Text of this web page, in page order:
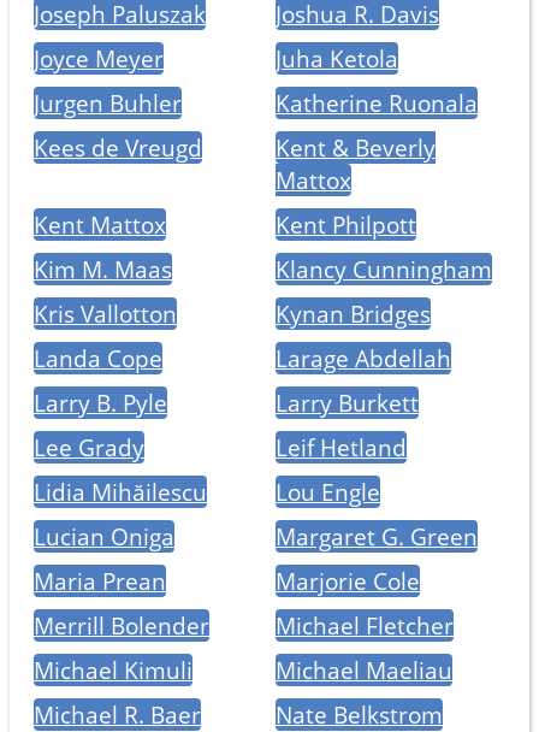
Joseph Paluszak
Joshua R. Davis
Joyce Meyer
Juha Ketola
Jurgen Buhler
Katherine Ruonala
Kees de Vreugd
Kent & Beverly
Mattox
Kent Mattox
Kent Philpott
Kim M. Maas
Klancy Cunningham
Kris Vallotton
Kynan Bridges
Landa Cope
Larage Abdellah
Larry B. Pyle
Larry Burkett
Lee Grady
Leif Hetland
Lidia Mihăilescu
Lou Engle
Lucian Oniga
Margaret G. Green
Maria Prean
Marjorie Cole
Merrill Bolender
Michael Fletcher
Michael Kimuli
Michael Maeliau
Michael R. Baer
Nate Belkstrom